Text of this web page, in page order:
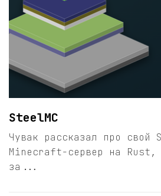
SteelMC
Чувак рассказал про свой
Minecraft-сервер на Rust,
за...